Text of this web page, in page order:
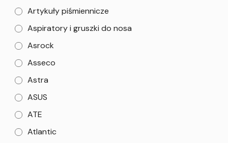
Artykuły piśmiennicze
Aspiratory i gruszki do nosa
Asrock
Asseco
Astra
ASUS
ATE
Atlantic